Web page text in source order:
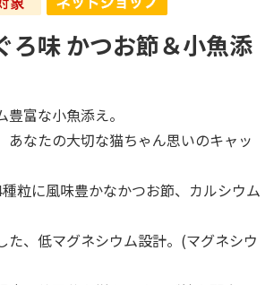
ろ味 かつお節＆小魚添
富な小魚添え。
あなたの大切な猫ちゃん思いのキャッ
粒に風味豊かなかつお節、カルシウム
た、低マグネシウム設計。(マグネシウ